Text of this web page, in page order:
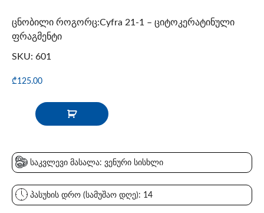
ცნობილი როგორც:Cyfra 21-1 – ციტოკერატინული
ფრაგმენტი
SKU: 601
₾125.00
საკვლევი მასალა: ვენური სისხლი
პასუხის დრო (სამუშაო დღე): 14